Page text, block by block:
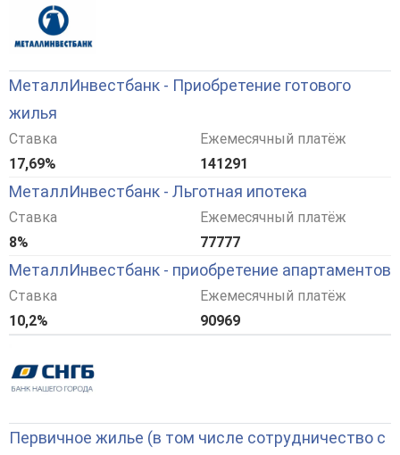
МеталлИнвестбанк - Приобретение готового
жилья
Ставка
17,69%
Ежемесячный платёж
141291
МеталлИнвестбанк - Льготная ипотека
Ставка
8%
Ежемесячный платёж
77777
МеталлИнвестбанк - приобретение апартаментов
Ставка
10,2%
Ежемесячный платёж
90969
Первичное жилье (в том числе сотрудничество с